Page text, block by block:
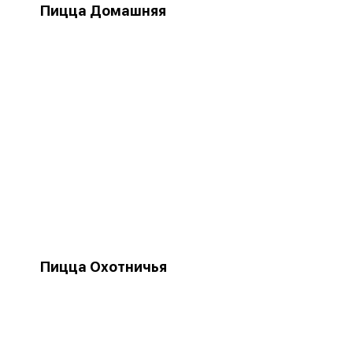
Пицца Домашняя
Пицца Охотничья